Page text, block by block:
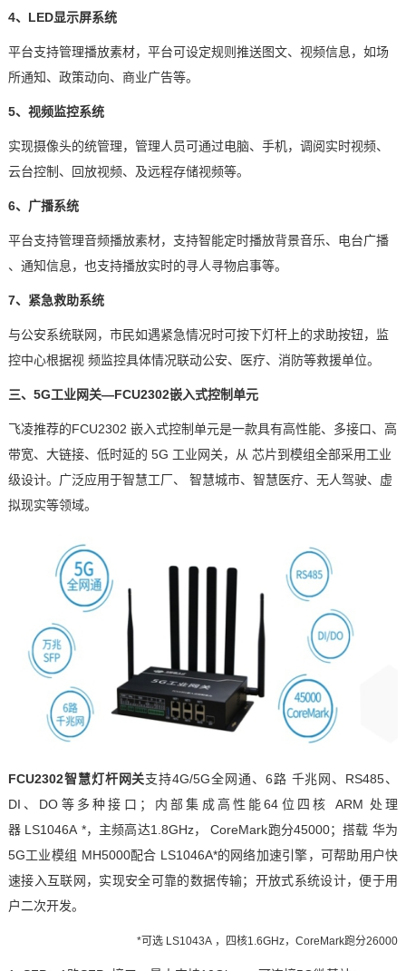
4、LED显示屏系统
平台支持管理播放素材，平台可设定规则推送图文、视频信息，如场
所通知、政策动向、商业广告等。
5、 视频监控系统
实现摄像头的统管理，管理人员可通过电脑、手机，调阅实时视频、
云台控制、回放视频、及远程存储视频等。
6、广播系统
平台支持管理音频播放素材，支持智能定时播放背景音乐、电台广播
、通知信息，也支持播放实时的寻人寻物启事等。
7、紧急救助系统
与公安系统联网，市民如遇紧急情况时可按下灯杆上的求助按钮，监
控中心根据视 频监控具体情况联动公安、 医疗、 消防等救援单位。
三、 5G工业网关—FCU2302嵌入式控制单元
飞凌推荐的FCU2302 嵌入式控制单元是一款具有高性能、多接口、高
带宽、大链接、低时延的 5G 工业网关， 从 芯片到模组全部采用工业
级设计。 广泛应用于智慧工厂、 智慧城市、智慧医疗、无人驾驶、虚
拟现实等领域。
FCU2302智慧灯杆网关支持4G/5G全网通、6路 千兆网 、 RS485、
DI、DO等多种接口；内部集成高性能64位四核 ARM 处理
器 LS1046A *，主频高达1.8GHz，CoreMark跑分45000；搭载 华为
5G工业模组 MH5000配合 LS1046A*的网络加速引擎，可帮助用户快
速接入互联网，实现安全可靠的数据传输； 开放式系统设计，便于用
户二次开发。
*可选 LS1043A ，四核1.6GHz，CoreMark跑分26000